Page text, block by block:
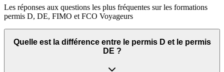
Les réponses aux questions les plus fréquentes sur les formations
permis D, DE, FIMO et FCO Voyageurs
Quelle est la différence entre le permis D et le permis
DE ?